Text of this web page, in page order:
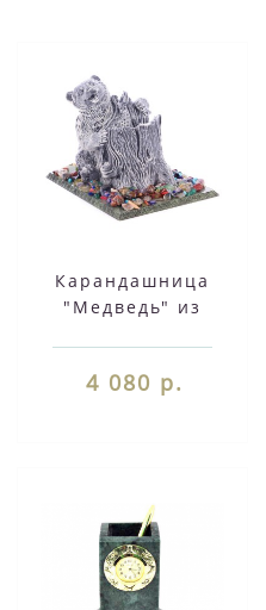
Карандашница
"Медведь" из
4 080 р.